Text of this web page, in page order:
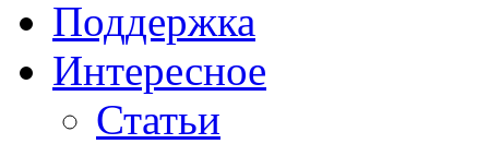
Поддержка
Интересное
Статьи